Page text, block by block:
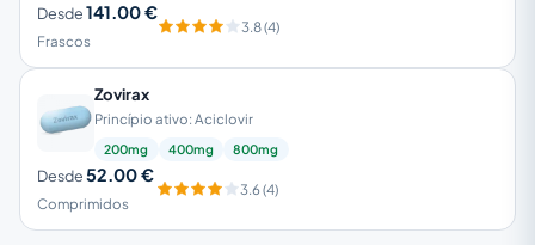
Desde141.00 €
Frascos
3.8 (4)
Zovirax
Princípio ativo: Aciclovir
200mg 400mg 800mg
Desde52.00 €
Comprimidos
3.6 (4)